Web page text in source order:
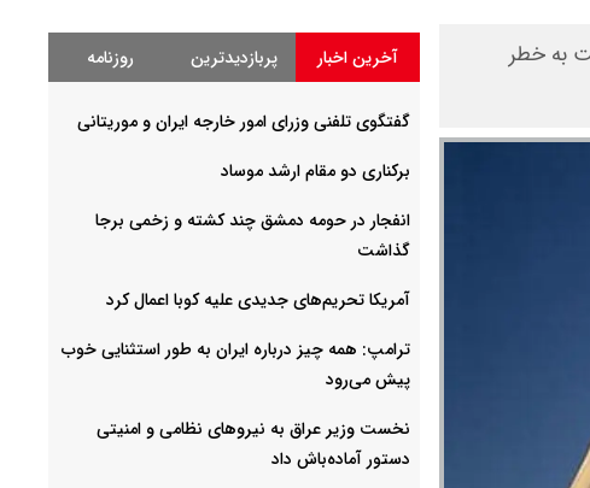
به خطر
آخرین اخبار پربازدیدترین روزنامه
گفتگوی تلفنی وزرای امور خارجه ایران و موریتانی
برکناری دو مقام ارشد موساد
انفجار در حومه دمشق چند کشته و زخمی برجا
گذاشت
آمریکا تحریم‌های جدیدی علیه کوبا اعمال کرد
ترامپ: همه چیز درباره ایران به طور استثنایی خوب
پیش می‌رود
نخست وزیر عراق به نیروهای نظامی و امنیتی
دستور آماده‌باش داد